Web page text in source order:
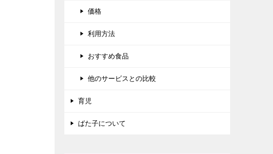
価格
利用方法
おすすめ食品
他のサービスとの比較
育児
ばた子について